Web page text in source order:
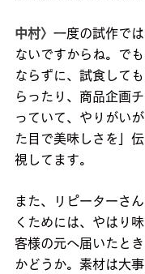
中村〉 一度の試作で
ないですからね。で
ならずに、試食して
らったり、商品企画
っていて、やりがい
た目で美味しさを」
視してます。
また、リピーターさ
くためには、やはり
客様の元へ届いたとき
かどうか。素材は大